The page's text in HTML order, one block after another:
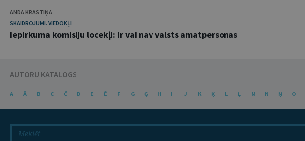
ANDA KRASTIŅA
SKAIDROJUMI. VIEDOKĻI
Iepirkuma komisiju locekļi: ir vai nav valsts amatpersonas
AUTORU KATALOGS
A Ā B C Č D E Ē F G Ģ H I J K Ķ L Ļ M N Ņ O